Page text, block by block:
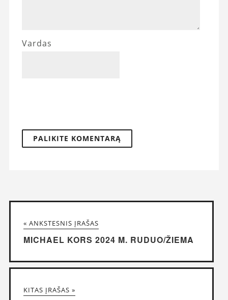
Vardas
« ANKSTESNIS ĮRAŠAS
MICHAEL KORS 2024 M. RUDUO/ŽIEMA
KITAS ĮRAŠAS »